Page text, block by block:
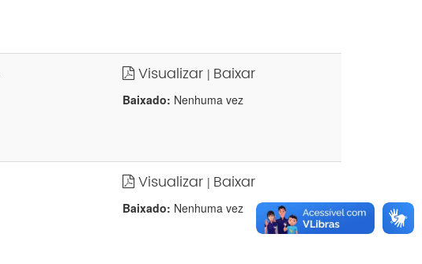
Visualizar | Baixar
Baixado: Nenhuma vez
Visualizar | Baixar
Baixado: Nenhuma vez